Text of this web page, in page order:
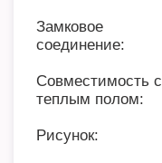
Замковое
соединение:
Совместимость с
теплым полом:
Рисунок: